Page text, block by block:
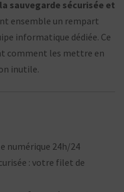
sauvegarde sécurisée et
ensemble un rempart
informatique dédiée. Ce
comment les mettre en
inutile.
numérique 24h/24
: votre filet de